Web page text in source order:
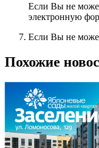
Если Вы не
электронную
Если Вы не
Похожие